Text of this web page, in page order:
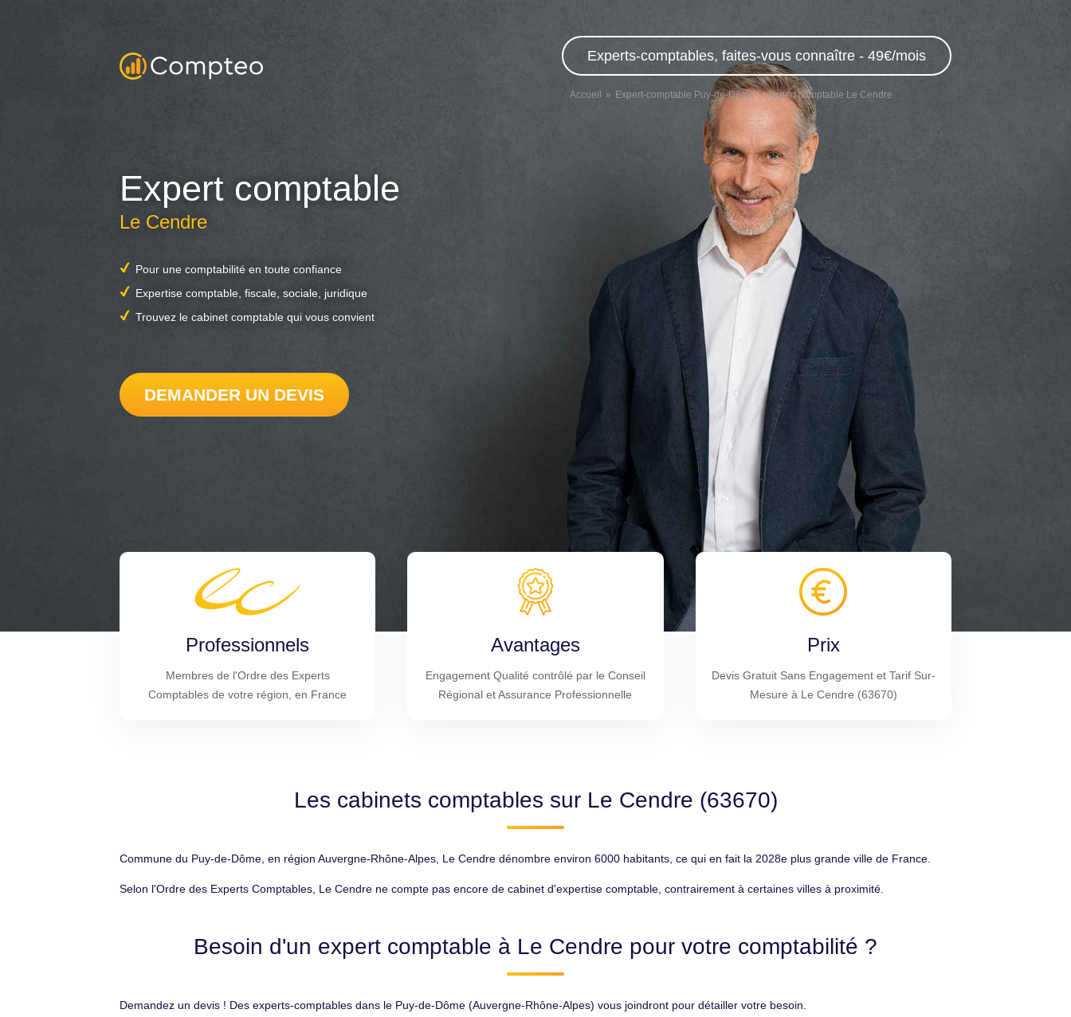
Experts-comptables, faites-vous connaître - 49€/mois
Accueil Expert-comptable Puy-de-Dôme Expert comptable Le Cendre
Expert comptable
Le Cendre
Pour une comptabilité en toute confiance
Expertise comptable, fiscale, sociale, juridique
Trouvez le cabinet comptable qui vous convient
DEMANDER UN DEVIS
Professionnels
Membres de l'Ordre des Experts
Comptables de votre région, en France
Avantages
Engagement Qualité contrôlé par le Conseil
Régional et Assurance Professionnelle
Prix
Devis Gratuit Sans Engagement et Tarif Sur-
Mesure à Le Cendre (63670)
Les cabinets comptables sur Le Cendre (63670)
Commune du Puy-de-Dôme, en région Auvergne-Rhône-Alpes, Le Cendre dénombre environ 6000 habitants, ce qui en fait la 2028e plus grande ville de France.
Selon l'Ordre des Experts Comptables, Le Cendre ne compte pas encore de cabinet d'expertise comptable, contrairement à certaines villes à proximité.
Besoin d'un expert comptable à Le Cendre pour votre comptabilité ?
Demandez un devis ! Des experts-comptables dans le Puy-de-Dôme (Auvergne-Rhône-Alpes) vous joindront pour détailler votre besoin.